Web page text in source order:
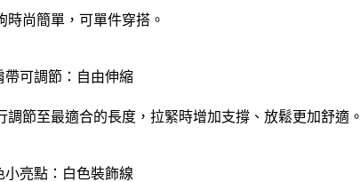
時尚簡單，可單件穿搭。
帶可調節：自由伸縮
調節至最適合的長度，拉緊時增加支撐、放鬆更加舒適。
小亮點：白色裝飾線